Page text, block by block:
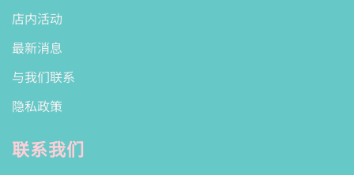
店内活动
最新消息
与我们联系
隐私政策
联系我们